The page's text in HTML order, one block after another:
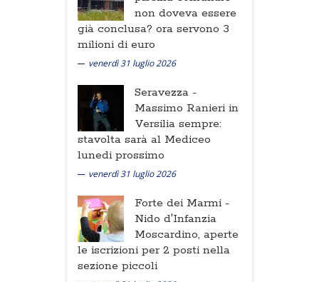
non doveva essere
già conclusa? ora servono 3
milioni di euro
venerdì 31 luglio 2026
Seravezza -
Massimo Ranieri in
Versilia sempre:
stavolta sarà al Mediceo
lunedi prossimo
venerdì 31 luglio 2026
Forte dei Marmi -
Nido d'Infanzia
Moscardino, aperte
le iscrizioni per 2 posti nella
sezione piccoli